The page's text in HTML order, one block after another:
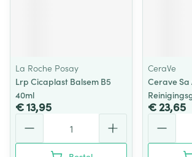
La Roche Posay
Lrp Cicaplast Balsem B5
40ml
€ 13,95
CeraVe
Cerave
€ 23,65